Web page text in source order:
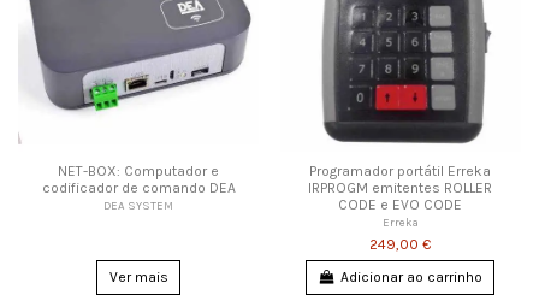
NET-BOX: Computador e
codificador de comando DEA
DEA SYSTEM
Ver mais
Programador portátil Erreka
IRPROGM emitentes ROLLER
CODE e EVO CODE
Erreka
249,00 €
Adicionar ao carrinho